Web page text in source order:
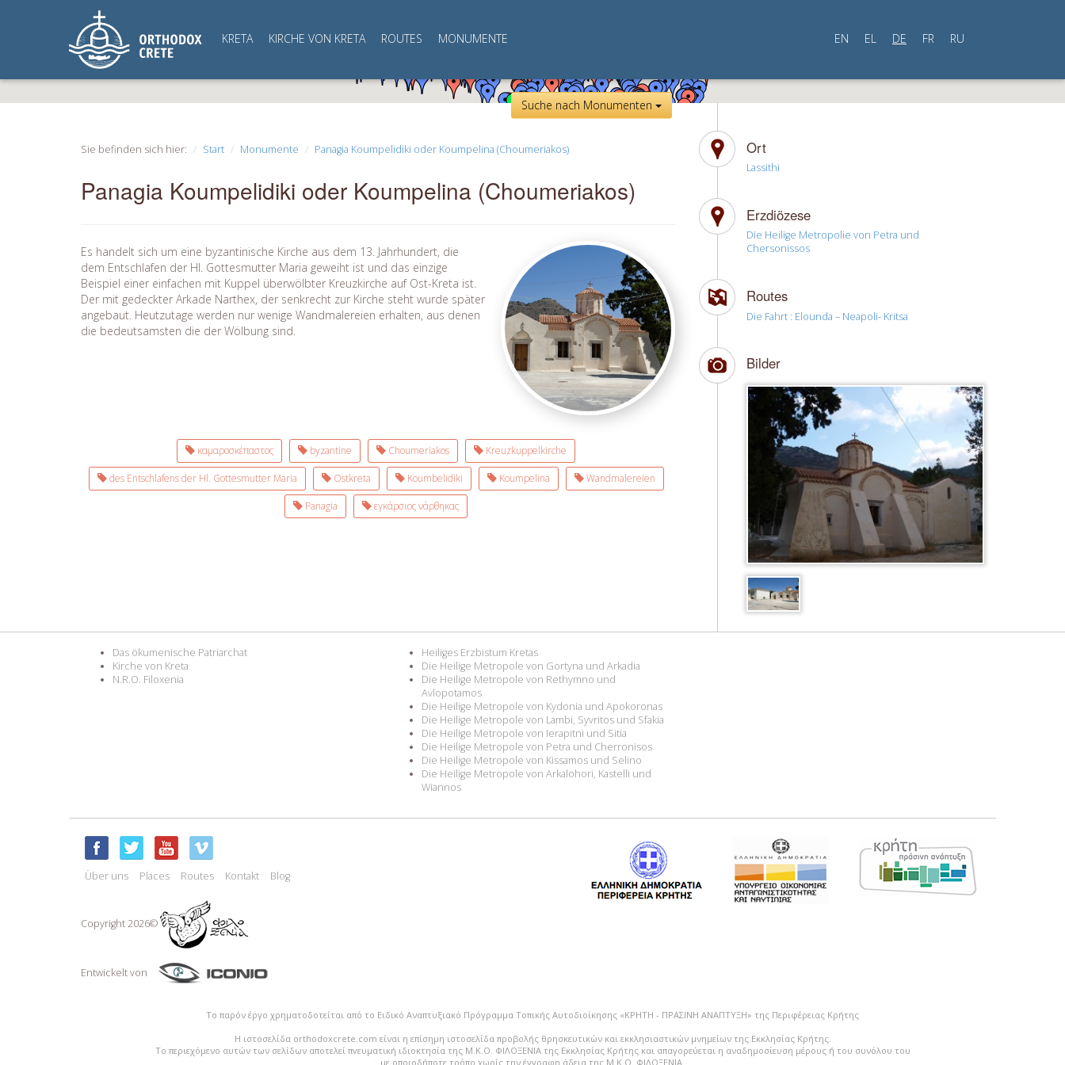
KRETA KIRCHE VON KRETA ROUTES MONUMENTE EN EL DE FR RU
Suche nach Monumenten
Sie befinden sich hier: Start Monumente Panagia Koumpelidiki oder Koumpelina (Choumeriakos)
Panagia Koumpelidiki oder Koumpelina (Choumeriakos)
Es handelt sich um eine byzantinische Kirche aus dem 13. Jahrhundert, die
dem Entschlafen der Hl. Gottesmutter Maria geweiht ist und das einzige
Beispiel einer einfachen mit Kuppel überwölbter Kreuzkirche auf Ost-Kreta ist.
Der mit gedeckter Arkade Narthex, der senkrecht zur Kirche steht wurde später
angebaut. Heutzutage werden nur wenige Wandmalereien erhalten, aus denen
die bedeutsamsten die der Wölbung sind.
καμαροσκέπαστος byzantine Choumeriakos Kreuzkuppelkirche
des Entschlafens der Hl. Gottesmutter Maria Ostkreta Koumbelidiki Koumpelina Wandmalereien
Panagia εγκάρσιος νάρθηκας
Ort
Lassithi
Erzdiözese
Die Heilige Metropolie von Petra und
Chersonissos
Routes
Die Fahrt : Elounda – Neapoli- Kritsa
Bilder
Das ökumenische Patriarchat
Kirche von Kreta
N.R.O. Filoxenia
Heiliges Erzbistum Kretas
Die Heilige Metropole von Gortyna und Arkadia
Die Heilige Metropole von Rethymno und
Avlopotamos
Die Heilige Metropole von Kydonia und Apokoronas
Die Heilige Metropole von Lambi, Syvritos und Sfakia
Die Heilige Metropole von Ierapitni und Sitia
Die Heilige Metropole von Petra und Cherronisos
Die Heilige Metropole von Kissamos und Selino
Die Heilige Metropole von Arkalohori, Kastelli und
Wiannos
Über uns Places Routes Kontakt Blog
Copyright 2026©
Entwickelt von
Το παρόν έργο χρηματοδοτείται από το Ειδικό Αναπτυξιακό Πρόγραμμα Τοπικής Αυτοδιοίκησης «ΚΡΗΤΗ - ΠΡΑΣΙΝΗ ΑΝΑΠΤΥΞΗ» της Περιφέρειας Κρήτης
Η ιστοσελίδα orthodoxcrete.com είναι η επίσημη ιστοσελίδα προβολής θρησκευτικών και εκκλησιαστικών μνημείων της Εκκλησίας Κρήτης.
Το περιεχόμενο αυτών των σελίδων αποτελεί πvευματική ιδιοκτησία της Μ.Κ.Ο. ΦΙΛΟΞΕΝΙΑ της Εκκλησίας Κρήτης και απαγορεύεται η αναδημοσίευση μέρους ή του συνόλου του
με οποιοδήποτε τρόπο χωρίς την έγγραφη άδεια της Μ.Κ.Ο. ΦΙΛΟΞΕΝΙΑ.